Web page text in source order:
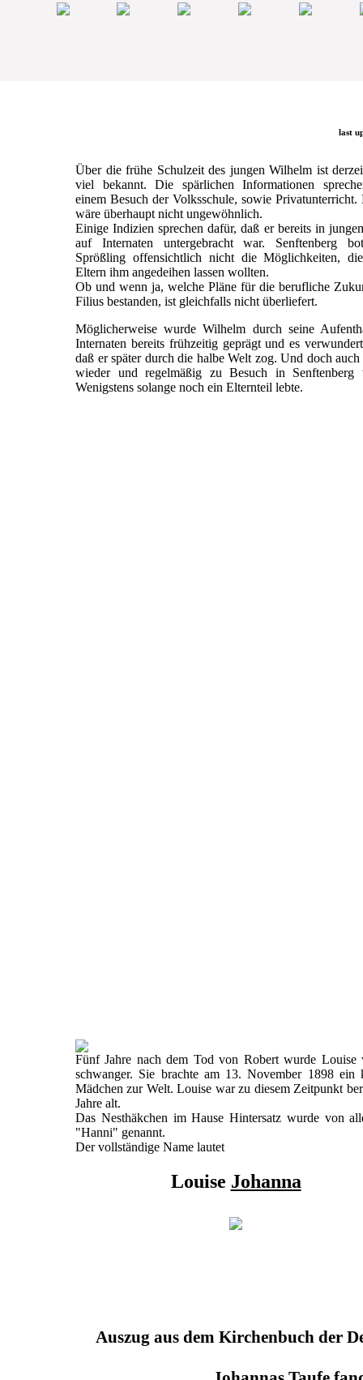
last
Über die frühe Schulzeit des jungen Wilhelm ist
viel bekannt. Die spärlichen Informationen
einem Besuch der Volksschule, sowie Privatunterricht.
wäre überhaupt nicht ungewöhnlich.
Einige Indizien sprechen dafür, daß er bereits in
auf Internaten untergebracht war. Senftenberg
Sprößling offensichtlich nicht die Möglichkeiten,
Eltern ihm angedeihen lassen wollten.
Ob und wenn ja, welche Pläne für die berufliche
Filius bestanden, ist gleichfalls nicht überliefert.
Möglicherweise wurde Wilhelm durch seine
Internaten bereits frühzeitig geprägt und es
daß er später durch die halbe Welt zog. Und doch
wieder und regelmäßig zu Besuch in Senftenberg
Wenigstens solange noch ein Elternteil lebte.
Fünf Jahre nach dem Tod von Robert wurde Louise
schwanger. Sie brachte am 13. November 1898 ein
Mädchen zur Welt. Louise war zu diesem Zeitpunkt
Jahre alt.
Das Nesthäkchen im Hause Hintersatz wurde von
"Hanni" genannt.
Der vollständige Name lautet
Louise Johanna
Auszug aus dem Kirchenbuch der